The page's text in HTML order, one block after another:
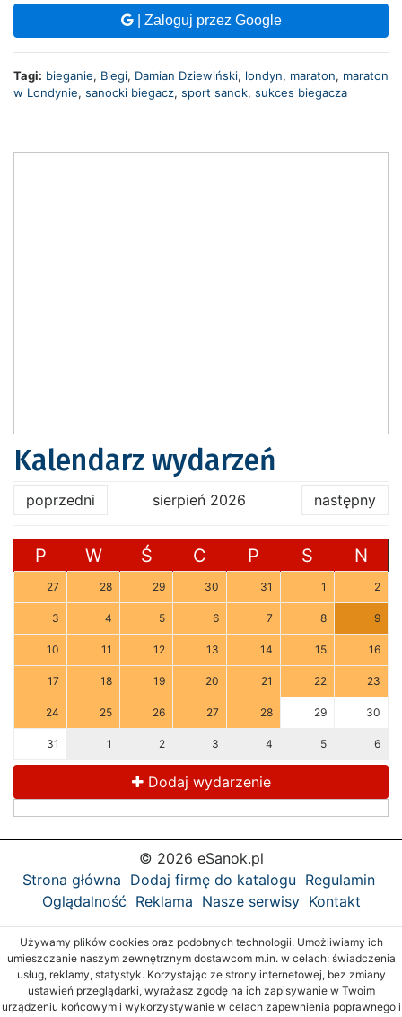
| Zaloguj przez Google
Tagi: bieganie, Biegi, Damian Dziewiński, londyn, maraton, maraton
w Londynie, sanocki biegacz, sport sanok, sukces biegacza
Kalendarz wydarzeń
poprzedni sierpień 2026 następny
P W Ś C P S N
27 28 29 30 31 1 2
3 4 5 6 7 8 9
10 11 12 13 14 15 16
17 18 19 20 21 22 23
24 25 26 27 28 29 30
31 1 2 3 4 5 6
Dodaj wydarzenie
© 2026 eSanok.pl
Strona główna Dodaj firmę do katalogu Regulamin
Oglądalność Reklama Nasze serwisy Kontakt
Używamy plików cookies oraz podobnych technologii. Umożliwiamy ich
umieszczanie naszym zewnętrznym dostawcom m.in. w celach: świadczenia
usług, reklamy, statystyk. Korzystając ze strony internetowej, bez zmiany
ustawień przeglądarki, wyrażasz zgodę na ich zapisywanie w Twoim
urządzeniu końcowym i wykorzystywanie w celach zapewnienia poprawnego i